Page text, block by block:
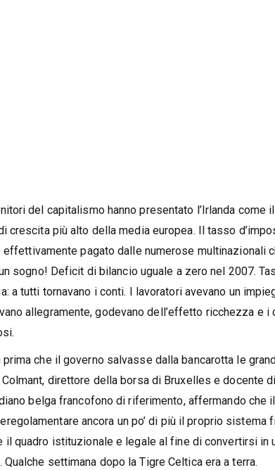
del capitalismo hanno presentato l’Irlanda come
crescita più alto della media europea. Il tasso
pagato dalle numerose multinazionali
sogno! Deficit di bilancio uguale a zero nel 2007.
a tutti tornavano i conti. I lavoratori avevano un
allegramente, godevano dell’effetto ricchezza e
che il governo salvasse dalla bancarotta le
direttore della borsa di Bruxelles e docente
belga francofono di riferimento, affermando che
ancora un po’ di più il proprio sistema
il quadro istituzionale e legale al fine di convertirsi in
Qualche settimana dopo la Tigre Celtica era a terra.